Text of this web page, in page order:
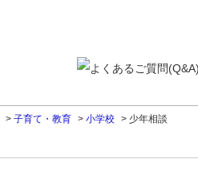
> 子育て・教育 > 小学校 > 少年相談